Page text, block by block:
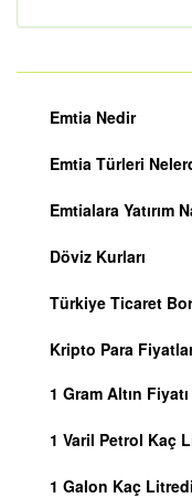
Emtia Nedir
Emtia Türleri
Emtialara Yatırım
Döviz Kurları
Türkiye Ticaret
Kripto Para
1 Gram Altın
1 Varil Petrol Kaç
1 Galon Kaç